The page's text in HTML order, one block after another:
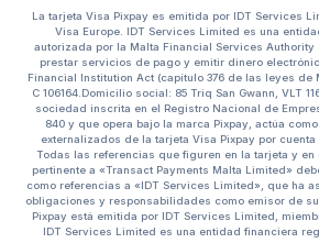
La tarjeta Visa Pixpay es emitida por IDT Services
Visa Europe. IDT Services Limited es una
autorizada por la Malta Financial Services Authority
prestar servicios de pago y emitir dinero
Financial Institution Act (capítulo 376 de las leyes de
C 106164.Domicilio social: 85 Triq San Gwann, VLT
sociedad inscrita en el Registro Nacional de
840 y que opera bajo la marca Pixpay, actúa
externalizados de la tarjeta Visa Pixpay por cuenta
Todas las referencias que figuren en la tarjeta y
pertinente a «Transact Payments Malta Limited»
como referencias a «IDT Services Limited», que ha
obligaciones y responsabilidades como emisor de
Pixpay está emitida por IDT Services Limited,
IDT Services Limited es una entidad financiera